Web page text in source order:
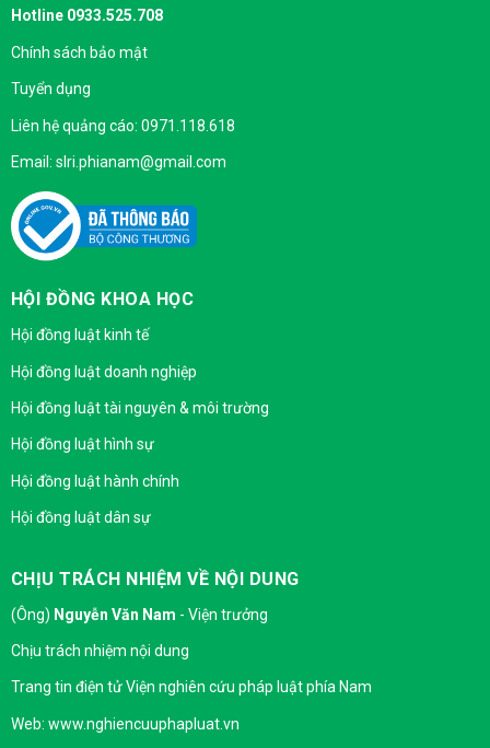
Hotline 0933.525.708
Chính sách bảo mật
Tuyển dụng
Liên hệ quảng cáo: 0971.118.618
Email: slri.phianam@gmail.com
HỘI ĐỒNG KHOA HỌC
Hội đồng luật kinh tế
Hội đồng luật doanh nghiệp
Hội đồng luật tài nguyên & môi trường
Hội đồng luật hình sự
Hội đồng luật hành chính
Hội đồng luật dân sự
CHỊU TRÁCH NHIỆM VỀ NỘI DUNG
(Ông) Nguyễn Văn Nam - Viện trưởng
Chịu trách nhiệm nội dung
Trang tin điện tử Viện nghiên cứu pháp luật phía Nam
Web: www.nghiencuuphapluat.vn